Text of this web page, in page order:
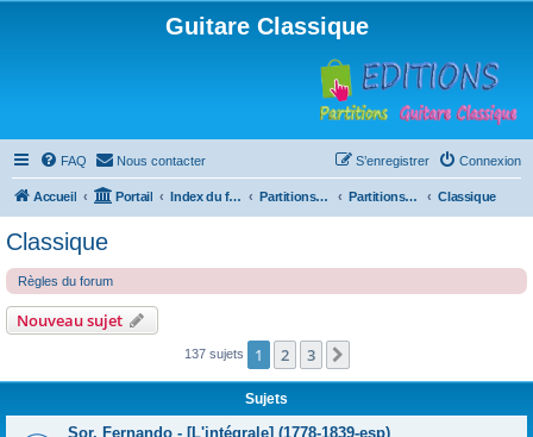
Guitare Classique
FAQ Nous contacter Connexion
S’enregistrer
Accueil Portail Index du forum Partitions pour guitare en libre téléchargement Partitions classées par compositeur Classique
Classique
Règles du forum
Nouveau sujet
137 sujets 1 2 3
Sujets
Sor, Fernando - [L'intégrale] (1778-1839-esp)